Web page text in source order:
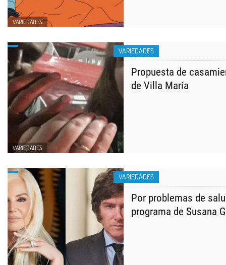
VARIEDADES
VARIEDADES
VARIEDADES
Propuesta de
de Villa María
VARIEDADES
Por problemas de
programa de Susana